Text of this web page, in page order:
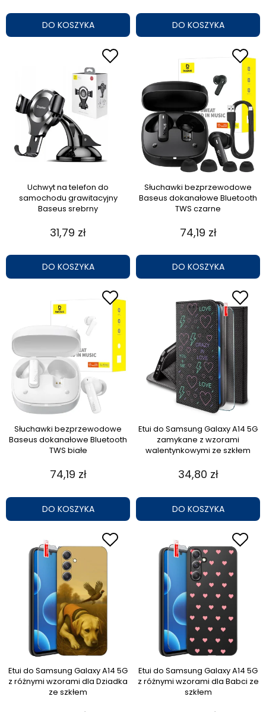
DO KOSZYKA DO KOSZYKA
Uchwyt na telefon do
samochodu grawitacyjny
Baseus srebrny
31,79 zł
DO KOSZYKA
Słuchawki bezprzewodowe
Baseus dokanałowe Bluetooth
TWS czarne
74,19 zł
DO KOSZYKA
Słuchawki bezprzewodowe
Baseus dokanałowe Bluetooth
TWS białe
74,19 zł
DO KOSZYKA
Etui do Samsung Galaxy A14 5G
zamykane z wzorami
walentynkowymi ze szkłem
34,80 zł
DO KOSZYKA
Etui do Samsung Galaxy A14 5G
z różnymi wzorami dla Dziadka
ze szkłem
Etui do Samsung Galaxy A14 5G
z różnymi wzorami dla Babci ze
szkłem